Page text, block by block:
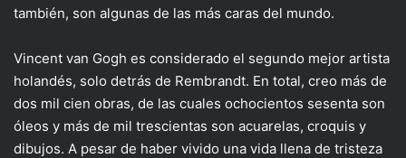
también, son algunas de las más caras del mundo.
Vincent van Gogh es considerado el segundo mejor artista
holandés, solo detrás de Rembrandt. En total, creo más de
dos mil cien obras, de las cuales ochocientos sesenta son
óleos y más de mil trescientas son acuarelas, croquis y
dibujos. A pesar de haber vivido una vida llena de tristeza